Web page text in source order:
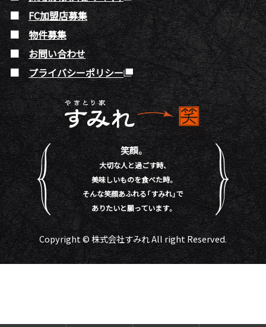
FC加盟店募集
物件募集
お問い合わせ
プライバシーポリシー
笑顔。
大切な人と過ごす時、
美味しいものを食べた時。
そんな笑顔あふれる「すみれ」で
ありたいと願っています。
Copyright © 株式会社すみれ All right Reserved.